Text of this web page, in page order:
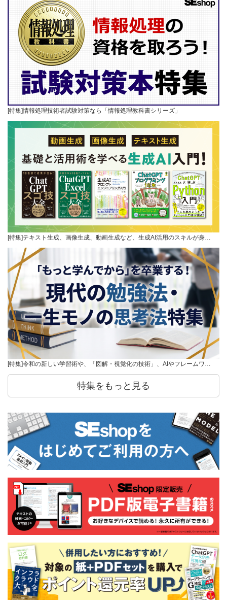
[特集]情報処理技術者試験対策なら「情報処理教科書シリーズ」
[特集]テキスト生成、画像生成、動画生成など、生成AI活用のスキルが身…
[特集]令和の新しい学習術や、「図解・視覚化の技術」、AIやフレームワ…
特集をもっと見る